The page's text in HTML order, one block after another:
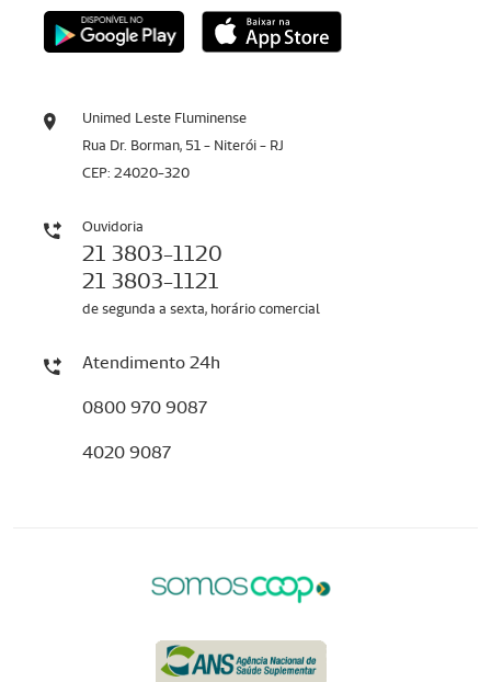
Unimed Leste Fluminense
Rua Dr. Borman, 51 - Niterói - RJ
CEP: 24020-320
Ouvidoria
21 3803-1120
21 3803-1121
de segunda a sexta, horário comercial
Atendimento 24h
0800 970 9087
4020 9087